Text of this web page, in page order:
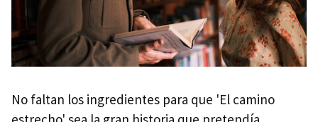
No faltan los ingredientes para que 'El camino